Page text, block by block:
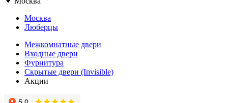
Москва
Люберцы
Межкомнатные двери
Входные двери
Фурнитура
Скрытые двери (Invisible)
Акции